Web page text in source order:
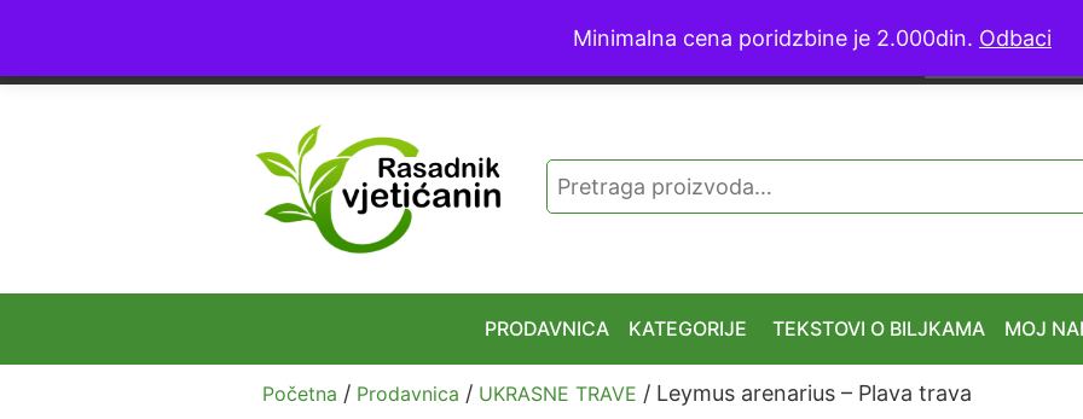
065 555
Pretraga
za:
PRODAVNICA KATEGORIJE TEKSTOVI O BILJKAMA MOJ
Početna / Prodavnica / UKRASNE TRAVE / Leymus arenarius – Plava trava
Minimalna cena poridzbine je 2.000din. Odbaci